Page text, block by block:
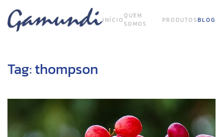
INÍCIO
QUEM
SOMOS
PRODUTOSBLOG
Tag:thompson